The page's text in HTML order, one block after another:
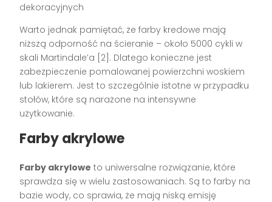
dekoracyjnych
Warto jednak pamiętać, że farby kredowe mają
niższą odporność na ścieranie – około 5000 cykli w
skali Martindale’a [2]. Dlatego konieczne jest
zabezpieczenie pomalowanej powierzchni woskiem
lub lakierem. Jest to szczególnie istotne w przypadku
stołów, które są narażone na intensywne
użytkowanie.
Farby akrylowe
Farby akrylowe to uniwersalne rozwiązanie, które
sprawdza się w wielu zastosowaniach. Są to farby na
bazie wody, co sprawia, że mają niską emisję